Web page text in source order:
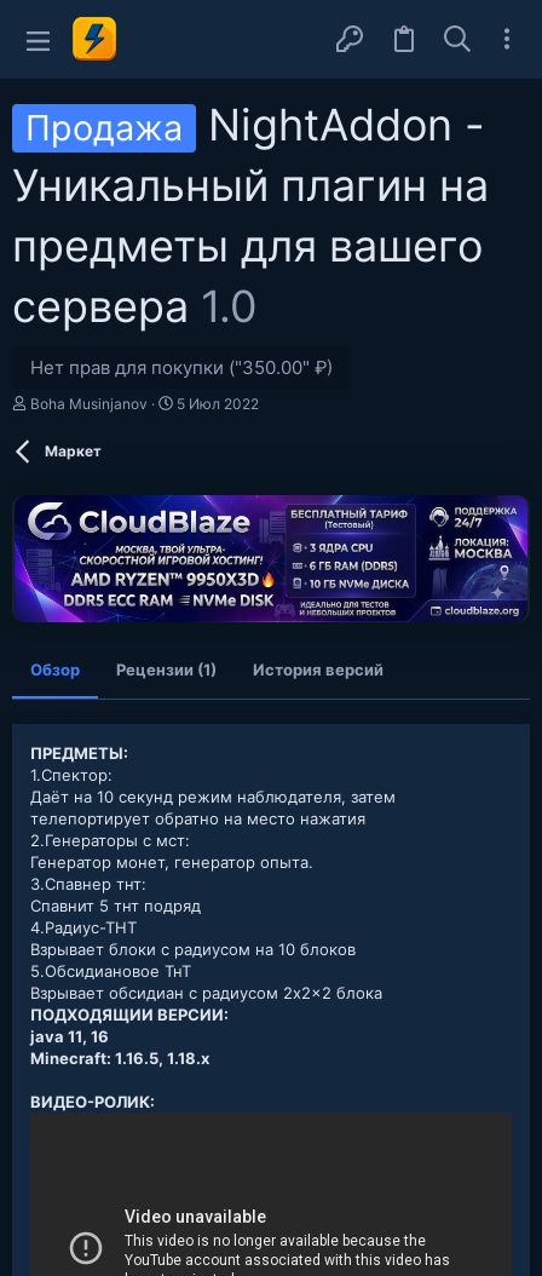
Продажа
NightAddon -
Уникальный плагин на
предметы для вашего
сервера 1.0
Нет прав для покупки ("350.00" ₽)
А
Boha Musinjanov
Д
о
з
д
а
н
и
5 Июл 2022
Маркет
Обзор Рецензии (1) История версий
ПРЕДМЕТЫ:
1.Спектор:
Даёт на 10 секунд режим наблюдателя, затем
телепортирует обратно на место нажатия
2.Генераторы с мст:
Генератор монет, генератор опыта.
3.Спавнер тнт:
Спавнит 5 тнт подряд
4.Радиус-ТНТ
Взрывает блоки с радиусом на 10 блоков
5.Обсидиановое ТнТ
Взрывает обсидиан с радиусом 2x2x2 блока
ПОДХОДЯЩИИ ВЕРСИИ:
java 11, 16
Minecraft: 1.16.5, 1.18.x
ВИДЕО-РОЛИК: